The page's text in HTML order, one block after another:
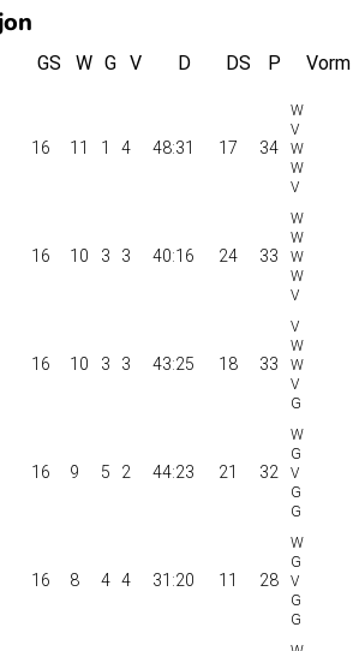
GS W G V D DS P Vorm
16 11 1 4 48:31 17 34
16 10 3 3 40:16 24 33
16 10 3 3 43:25 18 33
16 9 5 2 44:23 21 32
16 8 4 4 31:20 11 28